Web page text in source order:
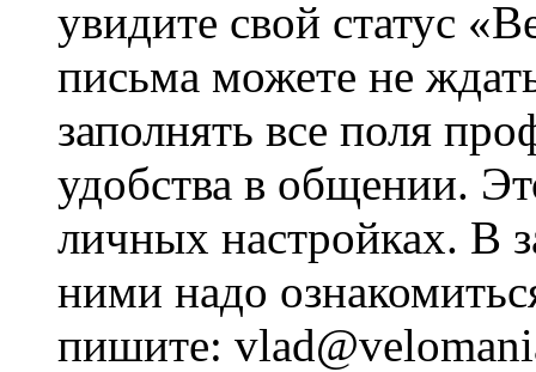
увидите свой статус
письма можете не
заполнять все поля
удобства в общении.
личных настройках. В
ними надо
пишите: